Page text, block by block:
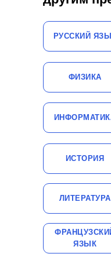
РУССКИЙ
ФИЗИКА
ИСТОРИЯ
ЛИТЕРАТУРА
ЯЗЫК